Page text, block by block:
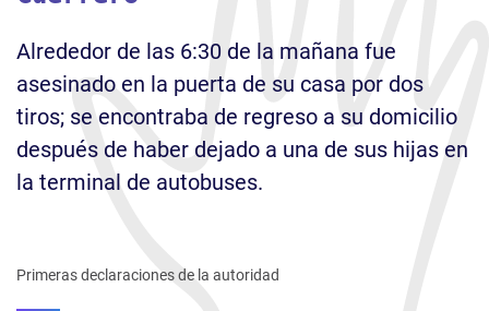
Alrededor de las 6:30 de la mañana fue
asesinado en la puerta de su casa por dos
tiros; se encontraba de regreso a su domicilio
después de haber dejado a una de sus hijas en
la terminal de autobuses.
Primeras declaraciones de la autoridad